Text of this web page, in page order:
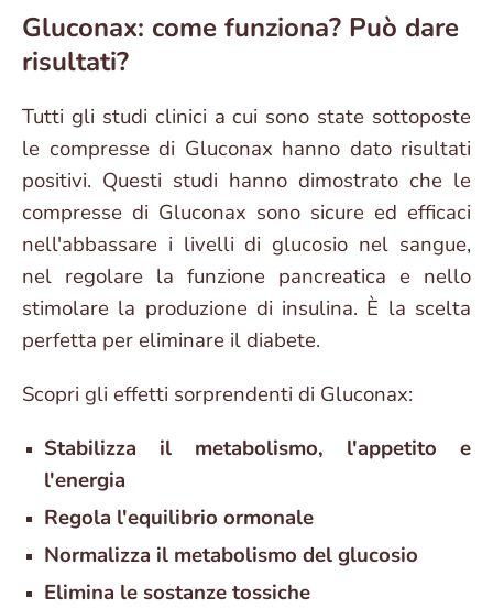
Gluconax: come funziona? Può dare
risultati?
Tutti gli studi clinici a cui sono state sottoposte
le compresse di Gluconax hanno dato risultati
positivi. Questi studi hanno dimostrato che le
compresse di Gluconax sono sicure ed efficaci
nell'abbassare i livelli di glucosio nel sangue,
nel regolare la funzione pancreatica e nello
stimolare la produzione di insulina. È la scelta
perfetta per eliminare il diabete.
Scopri gli effetti sorprendenti di Gluconax:
Stabilizza il metabolismo, l'appetito e
l'energia
Regola l'equilibrio ormonale
Normalizza il metabolismo del glucosio
Elimina le sostanze tossiche